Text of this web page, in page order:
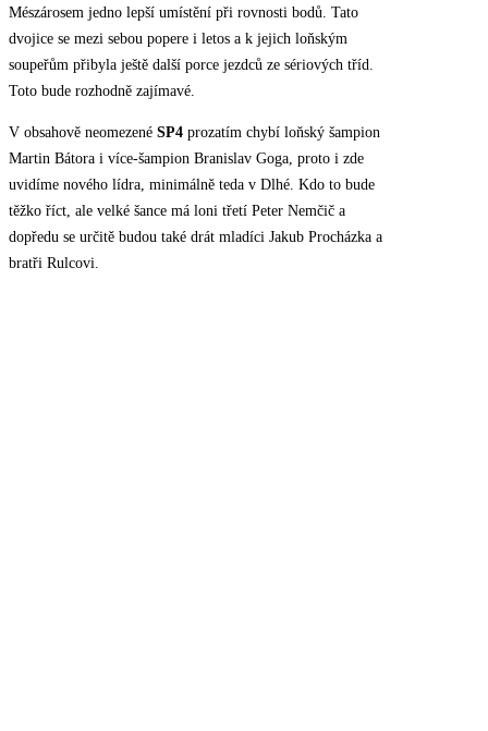
Mészárosem jedno lepší umístění při rovnosti bodů. Tato
dvojice se mezi sebou popere i letos a k jejich loňským
soupeřům přibyla ještě další porce jezdců ze sériových tříd.
Toto bude rozhodně zajímavé.
V obsahově neomezené SP4 prozatím chybí loňský šampion
Martin Bátora i více-šampion Branislav Goga, proto i zde
uvidíme nového lídra, minimálně teda v Dlhé. Kdo to bude
těžko říct, ale velké šance má loni třetí Peter Nemčič a
dopředu se určitě budou také drát mladíci Jakub Procházka a
bratři Rulcovi.